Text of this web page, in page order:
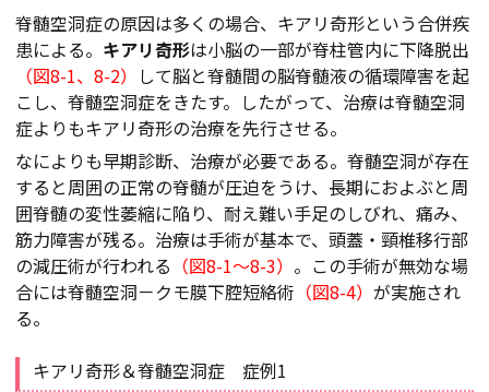
脊髄空洞症の原因は多くの場合、キアリ奇形という合併疾
患による。 キアリ奇形は小脳の一部が脊柱管内に下降脱出
（図8-1、8-2） して脳と脊髄間の脳脊髄液の循環障害を起
こし、脊髄空洞症をきたす。したがって、治療は脊髄空洞
症よりもキアリ奇形の治療を先行させる。
なによりも早期診断、治療が必要である。脊髄空洞が存在
すると周囲の正常の脊髄が圧迫をうけ、長期におよぶと周
囲脊髄の変性萎縮に陥り、耐え難い手足のしびれ、痛み、
筋力障害が残る。治療は手術が基本で、頭蓋・頸椎移行部
の減圧術が行われる （図8-1～8-3） 。この手術が無効な場
合には脊髄空洞－クモ膜下腔短絡術 （図8-4） が実施され
る。
キアリ奇形＆脊髄空洞症 症例1